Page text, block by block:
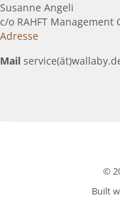
Susanne Angeli
c/o RAHFT Management
Adresse
Mail
©
Built